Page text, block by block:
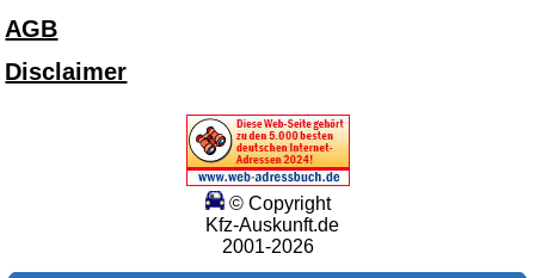
AGB
Disclaimer
© Copyright
Kfz-Auskunft.de
2001-2026